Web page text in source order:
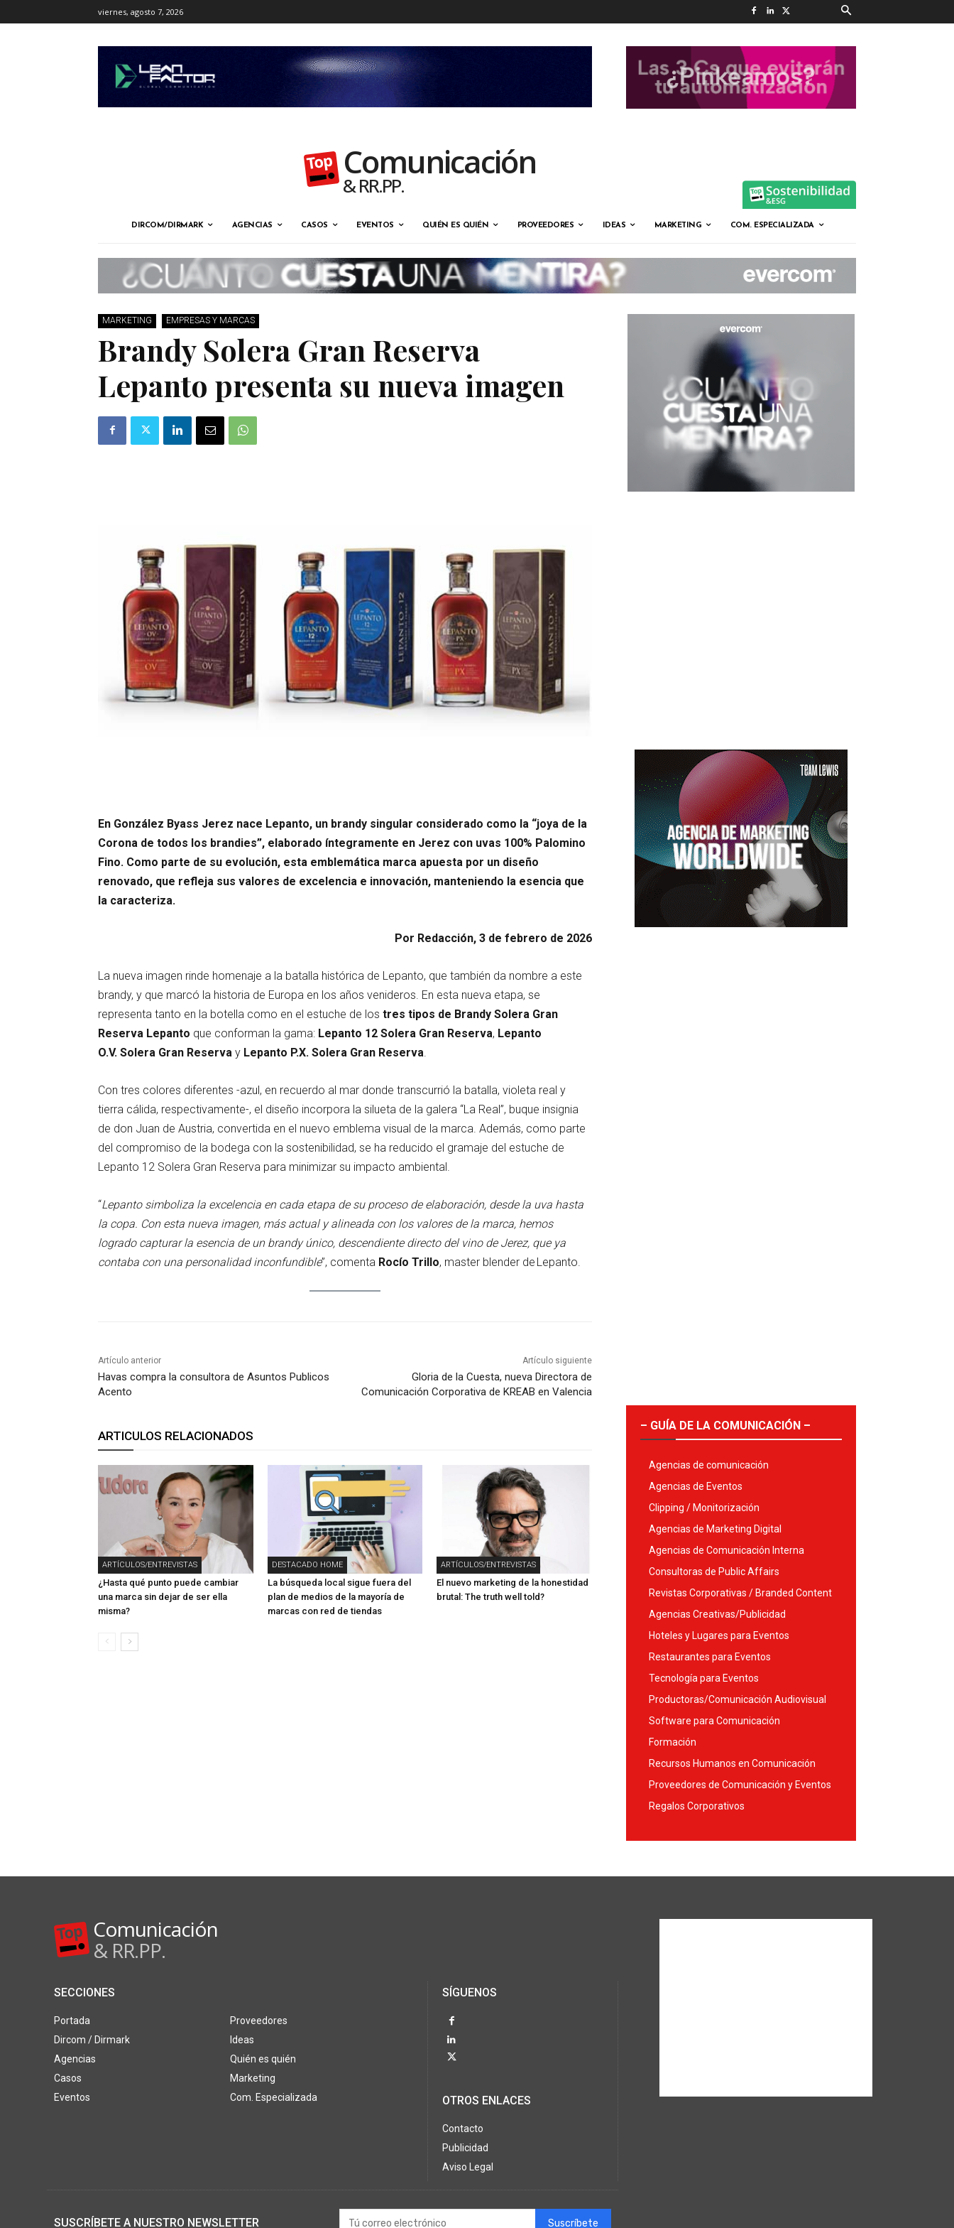
viernes, agosto 7, 2026
Comunicación
& RR.PP.
DIRCOM/DIRMARK AGENCIAS CASOS EVENTOS QUIÉN ES QUIÉN PROVEEDORES IDEAS MARKETING COM. ESPECIALIZADA
MARKETING EMPRESAS Y MARCAS
Brandy Solera Gran Reserva
Lepanto presenta su nueva imagen
En González Byass Jerez nace Lepanto, un brandy singular considerado como la “joya de la
Corona de todos los brandies”, elaborado íntegramente en Jerez con uvas 100% Palomino
Fino. Como parte de su evolución, esta emblemática marca apuesta por un diseño
renovado, que refleja sus valores de excelencia e innovación, manteniendo la esencia que
la caracteriza.
Por Redacción, 3 de febrero de 2026
La nueva imagen rinde homenaje a la batalla histórica de Lepanto, que también da nombre a este
brandy, y que marcó la historia de Europa en los años venideros. En esta nueva etapa, se
representa tanto en la botella como en el estuche de los tres tipos de Brandy Solera Gran
Reserva Lepanto que conforman la gama: Lepanto 12 Solera Gran Reserva, Lepanto
O.V. Solera Gran Reserva y Lepanto P.X. Solera Gran Reserva
Con tres colores diferentes -azul, en recuerdo al mar donde transcurrió la batalla, violeta real y
tierra cálida, respectivamente-, el diseño incorpora la silueta de la galera “La Real”, buque insignia
de don Juan de Austria, convertida en el nuevo emblema visual de la marca. Además, como parte
del compromiso de la bodega con la sostenibilidad, se ha reducido el gramaje del estuche de
Lepanto 12 Solera Gran Reserva para minimizar su impacto ambiental.
“Lepanto simboliza la excelencia en cada etapa de su proceso de elaboración, desde la uva hasta
la copa. Con esta nueva imagen, más actual y alineada con los valores de la marca, hemos
logrado capturar la esencia de un brandy único, descendiente directo del vino de Jerez, que ya
contaba con una personalidad inconfundible”, comenta Rocío Trillo, master blender de Lepanto.
Artículo anterior
Havas compra la consultora de Asuntos Publicos
Acento
Artículo siguiente
Gloria de la Cuesta, nueva Directora de
Comunicación Corporativa de KREAB en Valencia
ARTICULOS RELACIONADOS
ARTÍCULOS/ENTREVISTAS
¿Hasta qué punto puede cambiar
una marca sin dejar de ser ella
misma?
DESTACADO HOME
La búsqueda local sigue fuera del
plan de medios de la mayoría de
marcas con red de tiendas
ARTÍCULOS/ENTREVISTAS
El nuevo marketing de la honestidad
brutal: The truth well told?
– GUÍA DE LA COMUNICACIÓN –
Agencias de comunicación
Agencias de Eventos
Clipping / Monitorización
Agencias de Marketing Digital
Agencias de Comunicación Interna
Consultoras de Public Affairs
Revistas Corporativas / Branded Content
Agencias Creativas/Publicidad
Hoteles y Lugares para Eventos
Restaurantes para Eventos
Tecnología para Eventos
Productoras/Comunicación Audiovisual
Software para Comunicación
Formación
Recursos Humanos en Comunicación
Proveedores de Comunicación y Eventos
Regalos Corporativos
Comunicación
& RR.PP.
SECCIONES
Portada
Dircom / Dirmark
Agencias
Casos
Eventos
Proveedores
Ideas
Quién es quién
Marketing
Com. Especializada
SÍGUENOS
OTROS ENLACES
Contacto
Publicidad
Aviso Legal
SUSCRÍBETE A NUESTRO NEWSLETTER Suscríbete